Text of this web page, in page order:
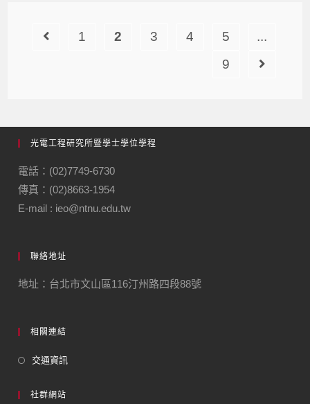
1 2 3 4 5
...
9
光電工程研究所暨學士學位學程
電話：(02)7749-6730
傳真：(02)8663-1954
E-mail : ieo@ntnu.edu.tw
聯絡地址
地址：台北市文山區116汀州路四段88號
相關連結
交通資訊
社群網站